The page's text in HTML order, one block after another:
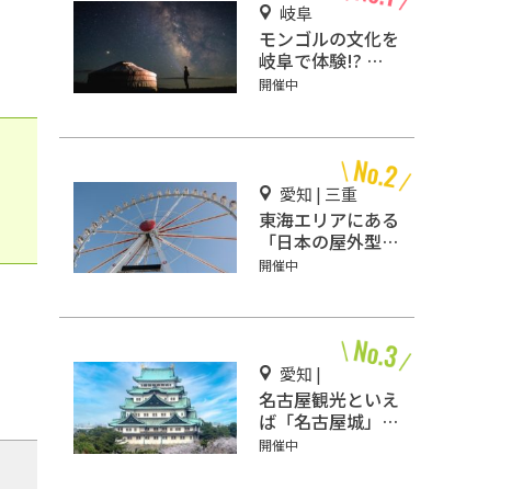
岐阜
モンゴルの文化を
岐阜で体験!? 福
寿の里モンゴル村
開催中
愛知 | 三重
東海エリアにある
「日本の屋外型テ
ーマパーク敷地面
開催中
愛知 |
名古屋観光といえ
ば「名古屋城」！
2匹の金鯱を見に
開催中